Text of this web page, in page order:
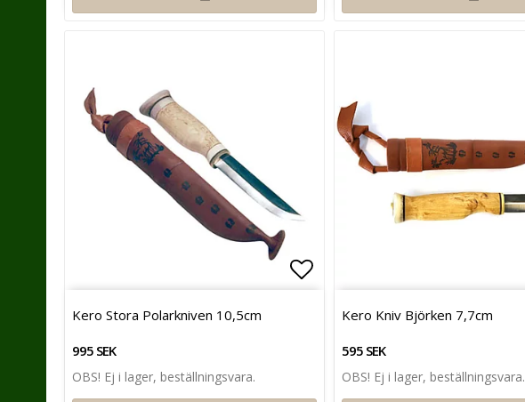
Lägg till i favoritlistan
Kero Stora Polarkniven 10,5cm
995 SEK
OBS! Ej i lager, beställningsvara.
Kero Kniv Björken 7,7cm
595 SEK
OBS! Ej i lager, beställningsvara.